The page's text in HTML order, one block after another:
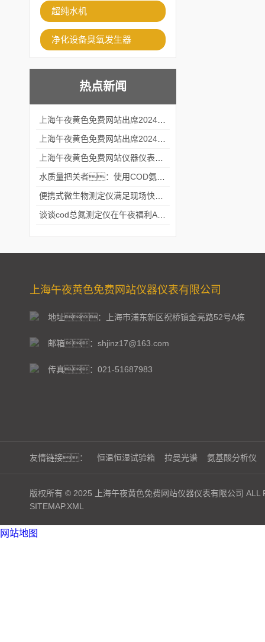
超纯水机
净化设备臭氧发生器
热点新闻
上海午夜黄色免费网站仪器仪表有限公司
地址：上海市浦东新区祝桥镇金亮路52号A栋
邮箱：shjinz17@163.com
传真：021-51687983
友情链接： 恒温恒湿试验箱 拉曼光谱 氨基酸分析仪
版权所有 © 2025 上海午夜黄色免费网站仪器仪表有限公司 ALL
SITEMAP.XML
网站地图